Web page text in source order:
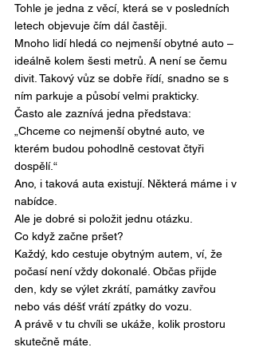
Tohle je jedna z věcí, která se v posledních
letech objevuje čím dál častěji.
Mnoho lidí hledá co nejmenší obytné auto –
ideálně kolem šesti metrů. A není se čemu
divit. Takový vůz se dobře řídí, snadno se s
ním parkuje a působí velmi prakticky.
Často ale zaznívá jedna představa:
„Chceme co nejmenší obytné auto, ve
kterém budou pohodlně cestovat čtyři
dospělí.“
Ano, i taková auta existují. Některá máme i v
nabídce.
Ale je dobré si položit jednu otázku.
Co když začne pršet?
Každý, kdo cestuje obytným autem, ví, že
počasí není vždy dokonalé. Občas přijde
den, kdy se výlet zkrátí, památky zavřou
nebo vás déšť vrátí zpátky do vozu.
A právě v tu chvíli se ukáže, kolik prostoru
skutečně máte.